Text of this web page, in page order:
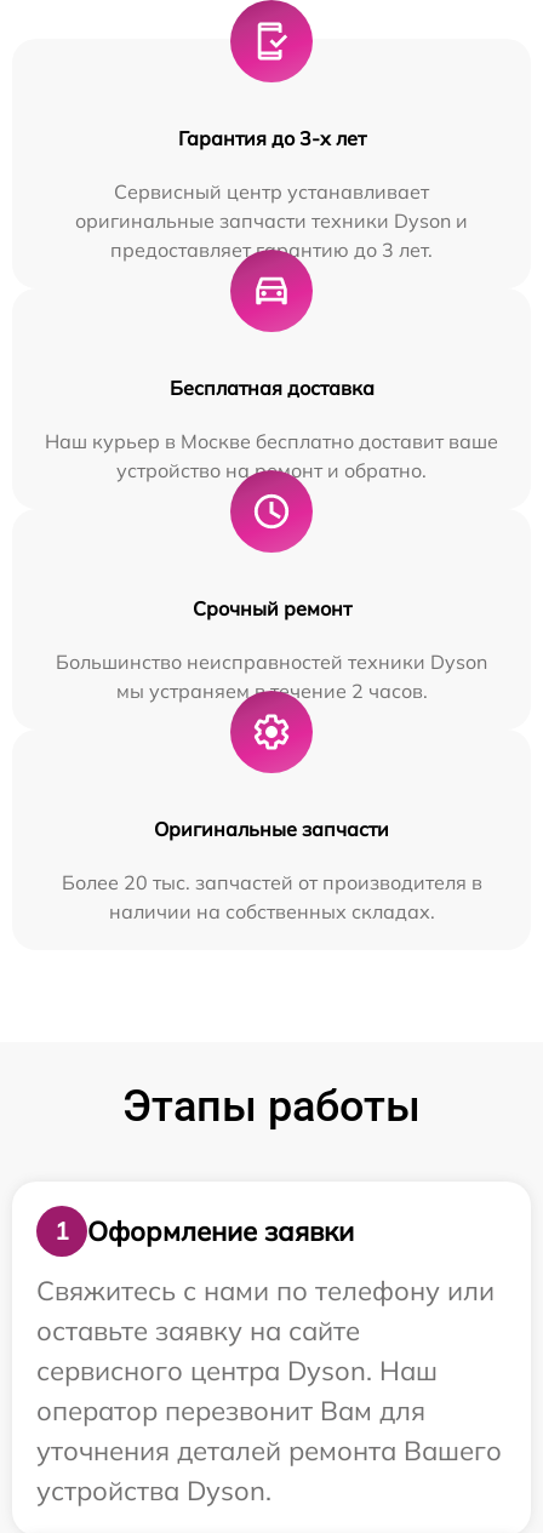
Гарантия до 3-х лет
Сервисный центр устанавливает
оригинальные запчасти техники Dyson и
предоставляет гарантию до 3 лет.
Бесплатная доставка
Наш курьер в Москве бесплатно доставит ваше
устройство на ремонт и обратно.
Срочный ремонт
Большинство неисправностей техники Dyson
мы устраняем в течение 2 часов.
Оригинальные запчасти
Более 20 тыс. запчастей от производителя в
наличии на собственных складах.
Этапы работы
1
Оформление заявки
Свяжитесь с нами по телефону или
оставьте заявку на сайте
сервисного центра Dyson. Наш
оператор перезвонит Вам для
уточнения деталей ремонта Вашего
устройства Dyson.